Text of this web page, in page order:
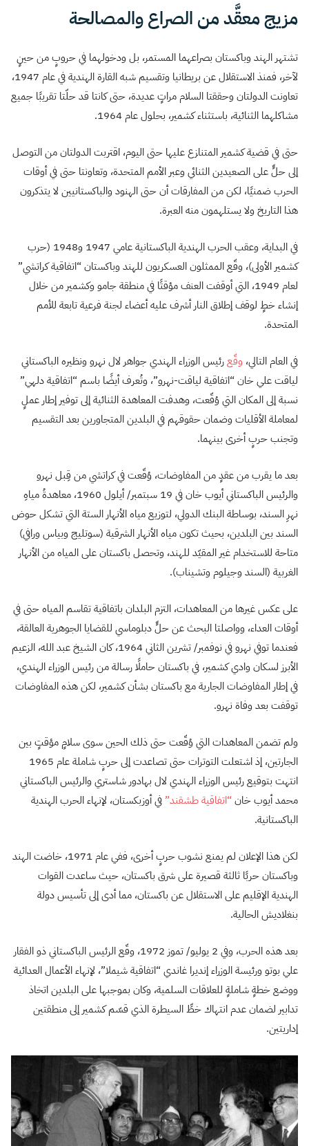
مزيج معقَّد من الصراع والمصالحة
تشتهر الهند وباكستان بصراعهما المستمر، بل ودخولهما في حروبٍ من حينٍ
لآخر، فمنذ الاستقلال عن بريطانيا وتقسيم شبه القارة الهندية في عام 1947،
تعاونت الدولتان وحققتا السلام مراتٍ عديدة، حتى كانتا قد حلّتا تقريبًا جميع
مشاكلهما الثنائية، باستثناء كشمير، بحلول عام 1964.
حتى في قضية كشمير المتنازع عليها حتى اليوم، اقتربت الدولتان من التوصل
إلى حلٍّ على الصعيدين الثنائي وعبر الأمم المتحدة، وتعاونتا حتى في أوقات
الحرب ضمنيًا، لكن من المفارقات أن حتى الهنود والباكستانيين لا يتذكرون
هذا التاريخ ولا يستلهمون منه العبرة.
في البداية، وعقب الحرب الهندية الباكستانية عامي 1947 و1948 (حرب
كشمير الأولى)، وقّع الممثلون العسكريون للهند وباكستان “اتفاقية كراتشي”
لعام 1949، التي أوقفت العنف مؤقتًا في منطقة جامو وكشمير من خلال
إنشاء خطٍ لوقف إطلاق النار أشرف عليه أعضاء لجنة فرعية تابعة للأمم
المتحدة.
في العام التالي، وقّعرئيس الوزراء الهندي جواهر لال نهرو ونظيره الباكستاني
لياقت علي خان “اتفاقية لياقت-نهرو”، وتُعرف أيضًا باسم “اتفاقية دلهي”
نسبة إلى المكان التي وُقّعت، وهدفت المعاهدة الثنائية إلى توفير إطار عملٍ
لمعاملة الأقليات وضمان حقوقهم في البلدين المتجاورين بعد التقسيم
وتجنب حربٍ أخرى بينهما.
بعد ما يقرب من عقدٍ من المفاوضات، وُقّعت في كراتشي من قِبل نهرو
والرئيس الباكستاني أيوب خان في 19 سبتمبر/ أيلول 1960، معاهدةُ مياهِ
نهرِ السند، بوساطة البنك الدولي، لتوزيع مياه الأنهار الستة التي تشكل حوض
السند بين البلدين، بحيث تكون مياه الأنهار الشرقية (سوتليج وبياس ورافي)
متاحة للاستخدام غير المقيّد للهند، وتحصل باكستان على المياه من الأنهار
الغربية (السند وجيلوم وتشيناب).
على عكس غيرها من المعاهدات، التزم البلدان باتفاقية تقاسم المياه حتى في
أوقات العداء، وواصلتا البحث عن حلٍّ دبلوماسي للقضايا الجوهرية العالقة،
فعندما توفي نهرو في نوفمبر/ تشرين الثاني 1964، كان الشيخ عبد الله، الزعيم
الأبرز لسكان وادي كشمير، في باكستان حاملًا رسالة من رئيس الوزراء الهندي،
في إطار المفاوضات الجارية مع باكستان بشأن كشمير، لكن هذه المفاوضات
توقفت بعد وفاة نهرو.
ولم تضمن المعاهدات التي وُقّعت حتى ذلك الحين سوى سلامٍ مؤقتٍ بين
الجارتين، إذ اشتعلت التوترات حتى تصاعدت إلى حربٍ شاملة عام 1965
انتهت بتوقيع رئيس الوزراء الهندي لال بهادور شاستري والرئيس الباكستاني
محمد أيوب خان“اتفاقية طشقند” في أوزبكستان، لإنهاء الحرب الهندية
الباكستانية.
لكن هذا الإعلان لم يمنع نشوب حربٍ أخرى، ففي عام 1971، خاضت الهند
وباكستان حربًا ثالثة قصيرة على شرق باكستان، حيث ساعدت القوات
الهندية الإقليم على الاستقلال عن باكستان، مما أدى إلى تأسيس دولة
بنغلاديش الحالية.
بعد هذه الحرب، وفي 2 يوليو/ تموز 1972، وقّع الرئيس الباكستاني ذو الفقار
علي بوتو ورئيسة الوزراء إنديرا غاندي “اتفاقية شيملا”، لإنهاء الأعمال العدائية
ووضع خطةٍ شاملةٍ للعلاقات السلمية، وكان بموجبها على البلدين اتخاذ
تدابير لضمان عدم انتهاك خطِّ السيطرة الذي قسّم كشمير إلى منطقتين
إداريتين.